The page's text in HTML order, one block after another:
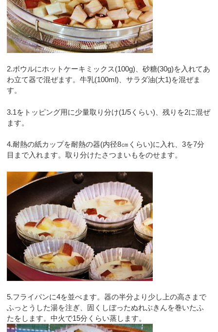
2.ボウルにホットケーキミックス(100g)、砂糖(30g)を入れてあ
わ立て器で混ぜます。牛乳(100ml)、サラダ油(大1)を混ぜま
す。
3.1をトッピング用に少量取り分け(1/5くらい)、残りを2に混ぜ
ます。
4.耐熱の紙カップを耐熱の器(内径8㎝くらい)に入れ、3を7分
目まで入れます。取り分けたさつまいもをのせます。
5.フライパンに4を並べます。器の半分より少し上の高さまで
ふっとうした湯を注ぎ、固くしぼったぬれぶきんを巻いたふ
たをします。中火で15分くらい蒸します。